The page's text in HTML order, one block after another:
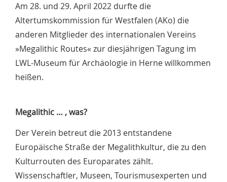
Am 28. und 29. April 2022 durfte die
Altertumskommission für Westfalen (AKo) die
anderen Mitglieder des internationalen Vereins
»Megalithic Routes« zur diesjährigen Tagung im
LWL-Museum für Archäologie in Herne willkommen
heißen.
Megalithic … , was?
Der Verein betreut die 2013 entstandene
Europäische Straße der Megalithkultur, die zu den
Kulturrouten des Europarates zählt.
Wissenschaftler, Museen, Tourismusexperten und